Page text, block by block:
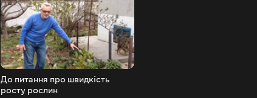
До питання про швидкість
росту рослин